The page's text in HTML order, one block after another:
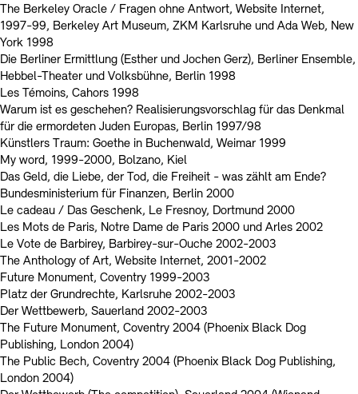
The Berkeley Oracle / Fragen ohne Antwort, Website Internet,
1997-99, Berkeley Art Museum, ZKM Karlsruhe und Ada Web, New
York 1998
Die Berliner Ermittlung (Esther und Jochen Gerz), Berliner Ensemble,
Hebbel-Theater und Volksbühne, Berlin 1998
Les Témoins, Cahors 1998
Warum ist es geschehen? Realisierungsvorschlag für das Denkmal
für die ermordeten Juden Europas, Berlin 1997/98
Künstlers Traum: Goethe in Buchenwald, Weimar 1999
My word, 1999-2000, Bolzano, Kiel
Das Geld, die Liebe, der Tod, die Freiheit - was zählt am Ende?
Bundesministerium für Finanzen, Berlin 2000
Le cadeau / Das Geschenk, Le Fresnoy, Dortmund 2000
Les Mots de Paris, Notre Dame de Paris 2000 und Arles 2002
Le Vote de Barbirey, Barbirey-sur-Ouche 2002-2003
The Anthology of Art, Website Internet, 2001-2002
Future Monument, Coventry 1999-2003
Platz der Grundrechte, Karlsruhe 2002-2003
Der Wettbewerb, Sauerland 2002-2003
The Future Monument, Coventry 2004 (Phoenix Black Dog
Publishing, London 2004)
The Public Bech, Coventry 2004 (Phoenix Black Dog Publishing,
London 2004)